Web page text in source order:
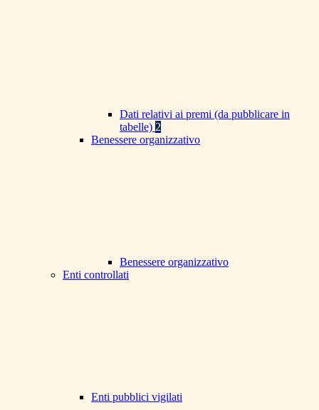
Dati relativi ai premi (da pubblicare in
tabelle) 2
Benessere organizzativo
Benessere organizzativo
Enti controllati
Enti pubblici vigilati